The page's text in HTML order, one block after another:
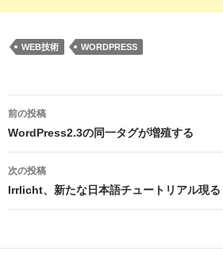
WEB技術 WORDPRESS
投
稿
ナ
ビ
ー
前の投稿
WordPress2.3の同一タグが増殖する
次の投稿
Irrlicht、新たな日本語チュートリアル現る